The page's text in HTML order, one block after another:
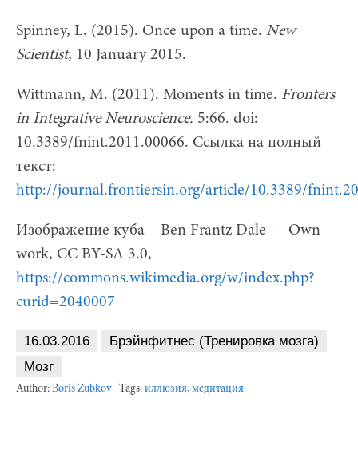
Spinney, L. (2015). Once upon a time. New
Scientist, 10 January 2015.
Wittmann, M. (2011). Moments in time. Fronters
in Integrative Neuroscience. 5:66. doi:
10.3389/fnint.2011.00066. Ссылка на полный
текст:
http://journal.frontiersin.org/article/10.3389/
Изображение куба – Ben Frantz Dale — Own
work, CC BY-SA 3.0,
https://commons.wikimedia.org/w/index.php?
curid=2040007
16.03.2016
Брэйнфитнес (Тренировка мозга)
Мозг
Author: Boris Zubkov Tags: иллюзия, медитация